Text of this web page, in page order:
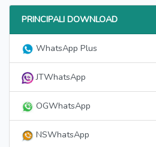
PRINCIPALI DOWNLOAD
WhatsApp Plus
JTWhatsApp
OGWhatsApp
NSWhatsApp